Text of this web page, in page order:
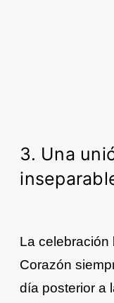
3. Una
La celebración
Corazón
día posterior a